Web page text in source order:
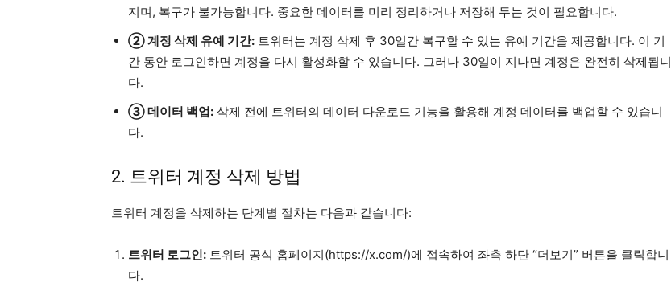
지며, 복구가 불가능합니다. 중요한 데이터를 미리 정리하거나 저장해 두는 것이 필요합니다.
② 계정 삭제 유예 기간: 트위터는 계정 삭제 후 30일간 복구할 수 있는 유예 기간을 제공합니다. 이 기
간 동안 로그인하면 계정을 다시 활성화할 수 있습니다. 그러나 30일이 지나면 계정은 완전히 삭제됩니
다.
③ 데이터 백업: 삭제 전에 트위터의 데이터 다운로드 기능을 활용해 계정 데이터를 백업할 수 있습니
다.
2. 트위터 계정 삭제 방법
트위터 계정을 삭제하는 단계별 절차는 다음과 같습니다:
트위터 로그인: 트위터 공식 홈페이지(https://x.com/)에 접속하여 좌측 하단 “더보기” 버튼을 클릭합니
다.